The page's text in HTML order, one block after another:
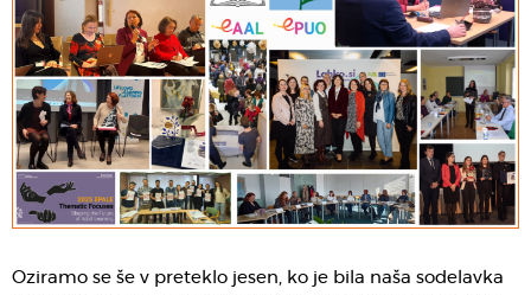
Oziramo se še v preteklo jesen, ko je bila naša sodelavka